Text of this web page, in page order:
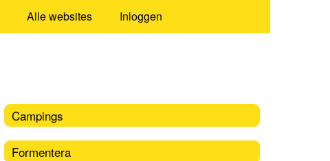
Alle websites Inloggen
Campings
Formentera